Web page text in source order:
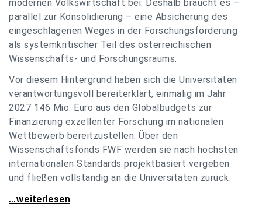
modernen Volkswirtschaft bei. Deshalb braucht es –
parallel zur Konsolidierung – eine Absicherung des
eingeschlagenen Weges in der Forschungsförderung
als systemkritischer Teil des österreichischen
Wissenschafts- und Forschungsraums.
Vor diesem Hintergrund haben sich die Universitäten
verantwortungsvoll bereiterklärt, einmalig im Jahr
2027 146 Mio. Euro aus den Globalbudgets zur
Finanzierung exzellenter Forschung im nationalen
Wettbewerb bereitzustellen: Über den
Wissenschaftsfonds FWF werden sie nach höchsten
internationalen Standards projektbasiert vergeben
und fließen vollständig an die Universitäten zurück.
Gemeinsam für einen starken Wissenschafts- und
...weiterlesen